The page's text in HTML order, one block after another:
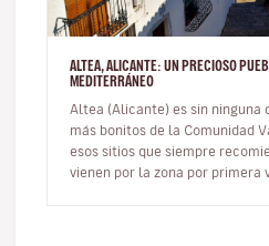
ALTEA, ALICANTE: UN PRECIOSO
MEDITERRÁNEO
Altea (Alicante) es sin ninguna
más bonitos de la Comunidad
esos sitios que siempre
vienen por la zona por primera